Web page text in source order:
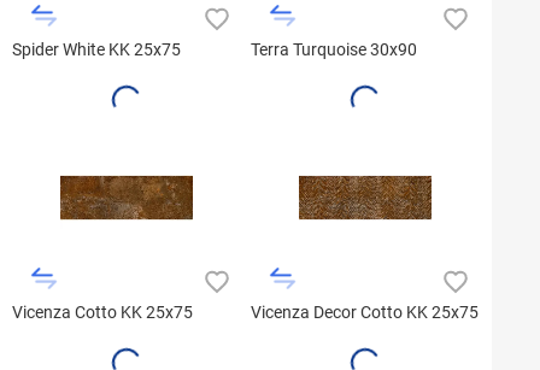
Spider White KK 25x75 Terra Turquoise 30x90
Vicenza Cotto KK 25x75 Vicenza Decor Cotto KK 25x75